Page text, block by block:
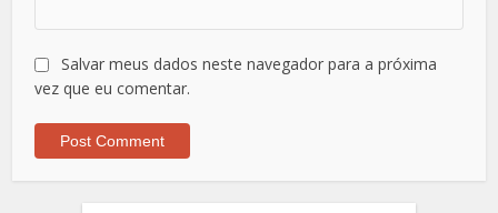
Salvar meus dados neste navegador para a próxima
vez que eu comentar.